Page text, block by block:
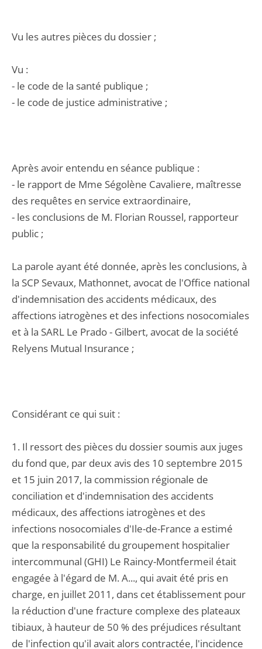
Vu les autres pièces du dossier ;
Vu :
- le code de la santé publique ;
- le code de justice administrative ;
Après avoir entendu en séance publique :
- le rapport de Mme Ségolène Cavaliere, maîtresse
des requêtes en service extraordinaire,
- les conclusions de M. Florian Roussel, rapporteur
public ;
La parole ayant été donnée, après les conclusions, à
la SCP Sevaux, Mathonnet, avocat de l'Office national
d'indemnisation des accidents médicaux, des
affections iatrogènes et des infections nosocomiales
et à la SARL Le Prado - Gilbert, avocat de la société
Relyens Mutual Insurance ;
Considérant ce qui suit :
1. Il ressort des pièces du dossier soumis aux juges
du fond que, par deux avis des 10 septembre 2015
et 15 juin 2017, la commission régionale de
conciliation et d'indemnisation des accidents
médicaux, des affections iatrogènes et des
infections nosocomiales d'Ile-de-France a estimé
que la responsabilité du groupement hospitalier
intercommunal (GHI) Le Raincy-Montfermeil était
engagée à l'égard de M. A..., qui avait été pris en
charge, en juillet 2011, dans cet établissement pour
la réduction d'une fracture complexe des plateaux
tibiaux, à hauteur de 50 % des préjudices résultant
de l'infection qu'il avait alors contractée, l'incidence